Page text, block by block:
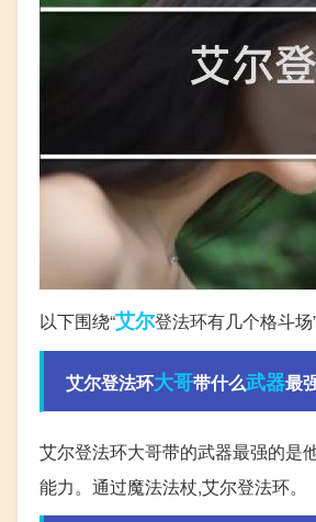
以下围绕“艾尔登法环有几个格斗
艾尔登法环大哥带什么武器最
艾尔登法环大哥带的武器最强的是
能力。通过魔法法杖,艾尔登法环。